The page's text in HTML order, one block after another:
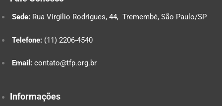
Sede: Rua Virgilio Rodrigues, 44, Tremembé, São Paulo/SP
Telefone: (11) 2206-4540
Email: contato@tfp.org.br
Informações